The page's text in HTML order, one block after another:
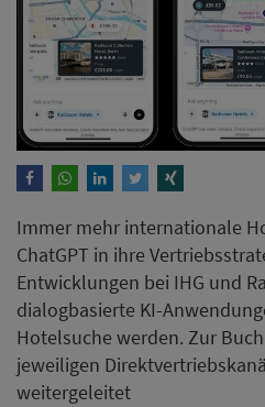
Immer mehr internationale
ChatGPT in ihre
Entwicklungen bei IHG und
dialogbasierte KI-
Hotelsuche werden. Zur
jeweiligen
weitergeleitet